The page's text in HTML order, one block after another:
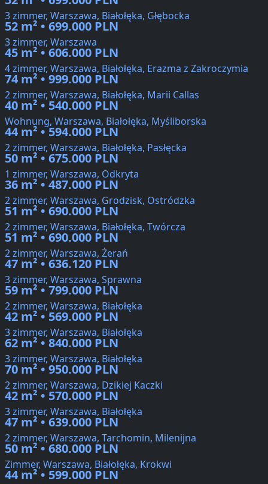
3 zimmer, Warszawa, Białołęka, Głębocka
52 m² • 699.000 PLN
3 zimmer, Warszawa
45 m² • 606.000 PLN
4 zimmer, Warszawa, Białołęka, Erazma z Zakroczymia
74 m² • 999.000 PLN
2 zimmer, Warszawa, Białołęka, Marii Callas
40 m² • 540.000 PLN
Wohnung, Warszawa, Białołęka, Myśliborska
44 m² • 594.000 PLN
2 zimmer, Warszawa, Białołęka, Pasłęcka
50 m² • 675.000 PLN
1 zimmer, Warszawa, Odkryta
36 m² • 487.000 PLN
2 zimmer, Warszawa, Grodzisk, Ostródzka
51 m² • 690.000 PLN
2 zimmer, Warszawa, Białołęka, Twórcza
51 m² • 690.000 PLN
2 zimmer, Warszawa, Żerań
47 m² • 636.120 PLN
3 zimmer, Warszawa, Sprawna
59 m² • 799.000 PLN
2 zimmer, Warszawa, Białołęka
42 m² • 569.000 PLN
3 zimmer, Warszawa, Białołęka
62 m² • 840.000 PLN
3 zimmer, Warszawa, Białołęka
70 m² • 950.000 PLN
2 zimmer, Warszawa, Dzikiej Kaczki
42 m² • 570.000 PLN
3 zimmer, Warszawa, Białołęka
47 m² • 639.000 PLN
2 zimmer, Warszawa, Tarchomin, Milenijna
50 m² • 680.000 PLN
Zimmer, Warszawa, Białołęka, Krokwi
44 m² • 599.000 PLN